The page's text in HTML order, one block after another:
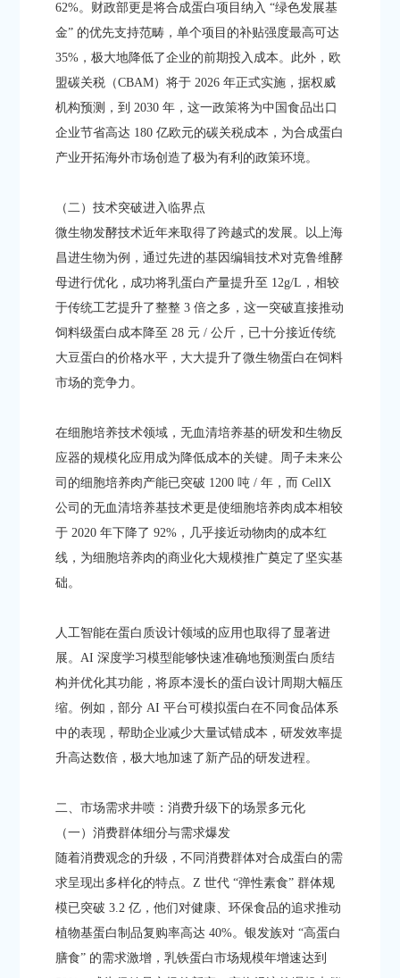
62%。财政部更是将合成蛋白项目纳入 “绿色发展基
金” 的优先支持范畴，单个项目的补贴强度最高可达
35%，极大地降低了企业的前期投入成本。此外，欧
盟碳关税（CBAM）将于 2026 年正式实施，据权威
机构预测，到 2030 年，这一政策将为中国食品出口
企业节省高达 180 亿欧元的碳关税成本，为合成蛋白
产业开拓海外市场创造了极为有利的政策环境。​
（二）技术突破进入临界点​
微生物发酵技术近年来取得了跨越式的发展。以上海
昌进生物为例，通过先进的基因编辑技术对克鲁维酵
母进行优化，成功将乳蛋白产量提升至 12g/L，相较
于传统工艺提升了整整 3 倍之多，这一突破直接推动
饲料级蛋白成本降至 28 元 / 公斤，已十分接近传统
大豆蛋白的价格水平，大大提升了微生物蛋白在饲料
市场的竞争力。​
在细胞培养技术领域，无血清培养基的研发和生物反
应器的规模化应用成为降低成本的关键。周子未来公
司的细胞培养肉产能已突破 1200 吨 / 年，而 CellX
公司的无血清培养基技术更是使细胞培养肉成本相较
于 2020 年下降了 92%，几乎接近动物肉的成本红
线，为细胞培养肉的商业化大规模推广奠定了坚实基
础。​
人工智能在蛋白质设计领域的应用也取得了显著进
展。AI 深度学习模型能够快速准确地预测蛋白质结
构并优化其功能，将原本漫长的蛋白设计周期大幅压
缩。例如，部分 AI 平台可模拟蛋白在不同食品体系
中的表现，帮助企业减少大量试错成本，研发效率提
升高达数倍，极大地加速了新产品的研发进程。​
二、市场需求井喷：消费升级下的场景多元化​
（一）消费群体细分与需求爆发​
随着消费观念的升级，不同消费群体对合成蛋白的需
求呈现出多样化的特点。Z 世代 “弹性素食” 群体规
模已突破 3.2 亿，他们对健康、环保食品的追求推动
植物基蛋白制品复购率高达 40%。银发族对 “高蛋白
膳食” 的需求激增，乳铁蛋白市场规模年增速达到